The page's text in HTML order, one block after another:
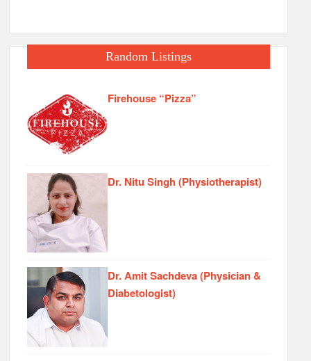
Random Listings
Firehouse “Pizza”
Dr. Nitu Singh (Physiotherapist)
Dr. Amit Sachdeva (Physician &
Diabetologist)